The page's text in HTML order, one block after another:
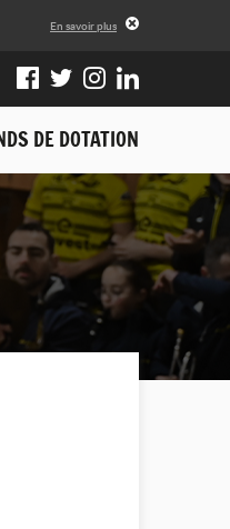
En savoir plus
DE DOTATION